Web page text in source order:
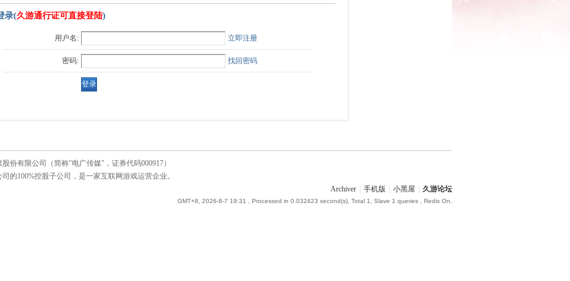
录(久游通行证可直接登陆)
用户名: 立即注册
密码: 找回密码
份有限公司（简称"电广传媒"，证券代码000917）
的100%控股子公司，是一家互联网游戏运营企业。
Archiver
手机版 小黑屋 久游论坛
GMT+8, 2026-8-7 19:31 , Processed in 0.032423 second(s), Total 1, Slave 1 queries , Redis On.